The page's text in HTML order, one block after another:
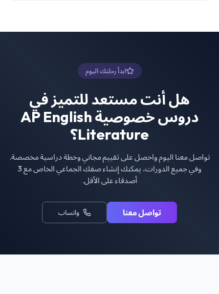
ابدأ رحلتك اليوم
هل أنت مستعد للتميز في
دروس خصوصية AP English
Literature؟
تواصل معنا اليوم واحصل على تقييم مجاني وخطة دراسية مخصصة.
وفي جميع الدورات، يمكنك إنشاء صفك الجماعي الخاص مع 3
أصدقاء على الأقل.
تواصل معنا واتساب